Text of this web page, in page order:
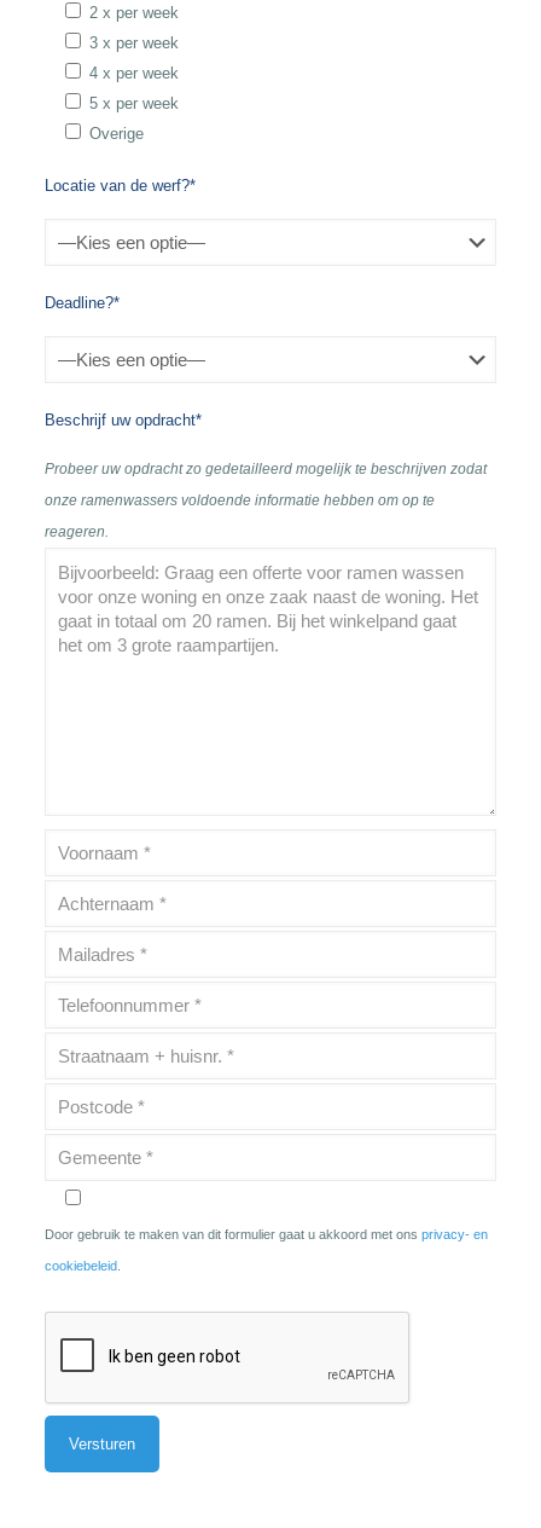
2 x per week
3 x per week
4 x per week
5 x per week
Overige
Locatie van de werf?*
Deadline?*
Beschrijf uw opdracht*
Probeer uw opdracht zo gedetailleerd mogelijk te beschrijven zodat
onze ramenwassers voldoende informatie hebben om op te
reageren.
Door gebruik te maken van dit formulier gaat u akkoord met ons privacy- en
cookiebeleid.